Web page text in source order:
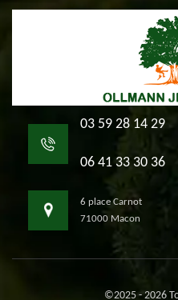
03 59 28 14 29
06 41 33 30 36
6 place Carnot
71000 Macon
©2025 - 2026